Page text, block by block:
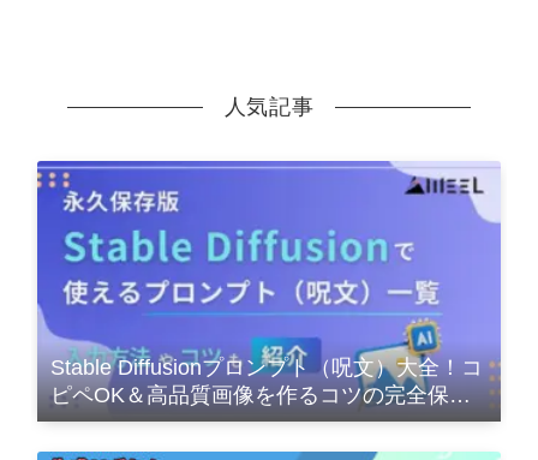
人気記事
Stable Diffusionプロンプト（呪文）大全！コ
ピペOK＆高品質画像を作るコツの完全保存
版